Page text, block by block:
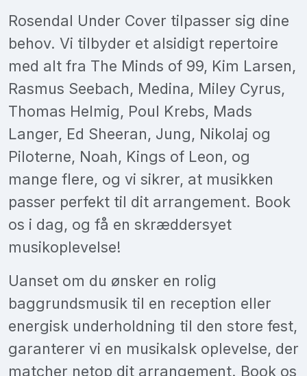
Rosendal Under Cover tilpasser sig dine
behov. Vi tilbyder et alsidigt repertoire
med alt fra The Minds of 99, Kim Larsen,
Rasmus Seebach, Medina, Miley Cyrus,
Thomas Helmig, Poul Krebs, Mads
Langer, Ed Sheeran, Jung, Nikolaj og
Piloterne, Noah, Kings of Leon, og
mange flere, og vi sikrer, at musikken
passer perfekt til dit arrangement. Book
os i dag, og få en skræddersyet
musikoplevelse!
Uanset om du ønsker en rolig
baggrundsmusik til en reception eller
energisk underholdning til den store fest,
garanterer vi en musikalsk oplevelse, der
matcher netop dit arrangement. Book os